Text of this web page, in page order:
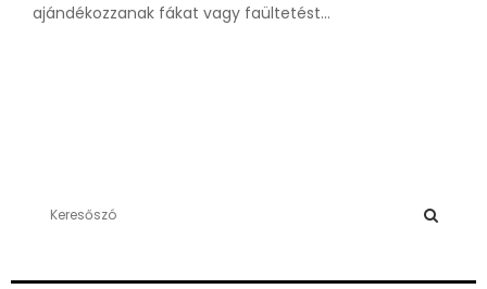
ajándékozzanak fákat vagy faültetést...